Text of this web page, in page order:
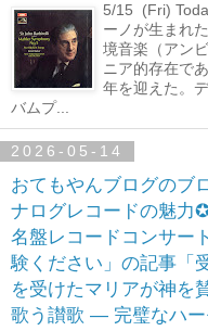
5/15 (Fri)
ーノが生まれ
境音楽（アン
ニア的存在で
年を迎えた。
バムプ...
2026-05-14
おてもやんブログのブ
ナログレコードの魅力
名盤レコードコンサー
験ください」の記事「
を受けたマリアが神を
歌う讃歌 ― 完璧なハー